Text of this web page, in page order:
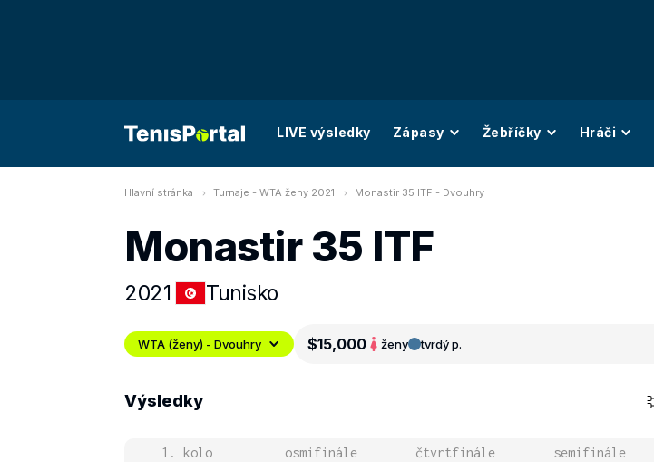
LIVE výsledky Zápasy Žebříčky Hráči
Hlavní stránka Turnaje - WTA ženy 2021 Monastir 35 ITF - Dvouhry
Monastir 35 ITF
2021 Tunisko
WTA (ženy) - Dvouhry $15,000 ženy tvrdý p.
Výsledky
1. kolo osmifinále čtvrtfinále semifinále